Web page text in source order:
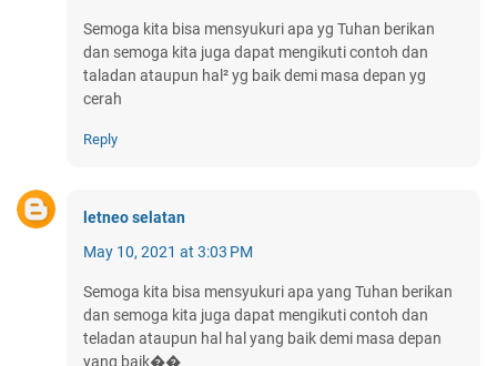
Semoga kita bisa mensyukuri apa yg Tuhan berikan
dan semoga kita juga dapat mengikuti contoh dan
taladan ataupun hal² yg baik demi masa depan yg
cerah
Reply
letneo selatan
May 10, 2021 at 3:03 PM
Semoga kita bisa mensyukuri apa yang Tuhan berikan
dan semoga kita juga dapat mengikuti contoh dan
teladan ataupun hal hal yang baik demi masa depan
yang baik��